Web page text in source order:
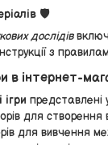
🛡️
дослідів
з
в інтернет-
ігри представлені
для створення
для вивчення